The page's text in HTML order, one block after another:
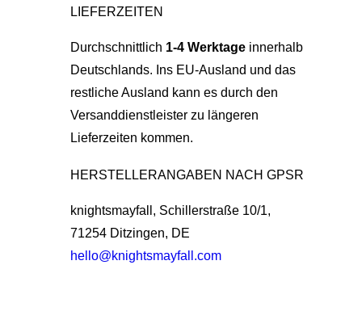
LIEFERZEITEN
Durchschnittlich 1-4 Werktageinnerhalb
Deutschlands. Ins EU-Ausland und das
restliche Ausland kann es durch den
Versanddienstleister zu längeren
Lieferzeiten kommen.
HERSTELLERANGABEN NACH GPSR
knightsmayfall, Schillerstraße 10/1,
71254 Ditzingen, DE
hello@knightsmayfall.com